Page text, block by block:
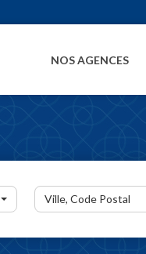
NOS AGENCES
Ville, Code Postal